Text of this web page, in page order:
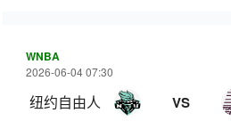
WNBA
2026-06-04 07:30
纽约自由人 VS